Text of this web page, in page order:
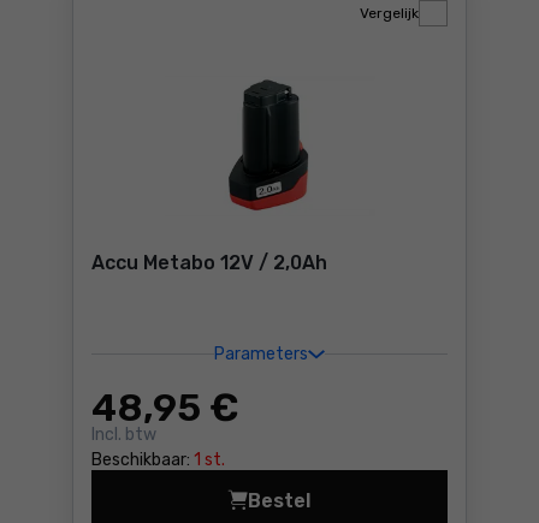
Accu Metabo 12V / 2,0Ah
Parameters
48,95 €
Incl. btw
Beschikbaar: 1 st.
Vergelijk
Bestel
Accu Metabo 12V / 2,0Ah